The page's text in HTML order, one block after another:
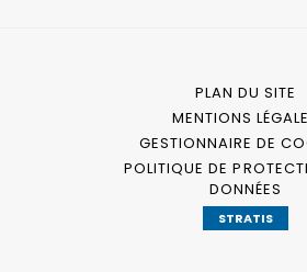
PLAN DU SITE
MENTIONS
GESTIONNAIRE DE
POLITIQUE DE
DONNÉES
STRATIS